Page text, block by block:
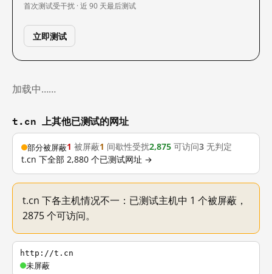
首次测试受干扰 · 近 90 天最后测试
立即测试
加载中……
t.cn 上其他已测试的网址
部分被屏蔽1 被屏蔽1 间歇性受扰2,875 可访问3 无判定
t.cn 下全部 2,880 个已测试网址 →
t.cn 下各主机情况不一：已测试主机中 1 个被屏蔽，
2875 个可访问。
http://t.cn
未屏蔽